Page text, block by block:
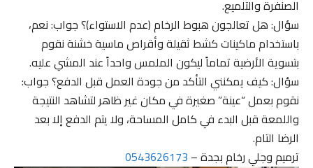
الصنفرة والتلميع.
سؤال: هل تعالجون هبوط الرخام (عدم الاستواء)؟ جواب: نعم،
باستخدام ماكينات كشط ثقيلة وأقراص ماسية خشنة نقوم
بتسوية الأرضية تماماً ليكون الملمس واحداً عند المشي عليه.
سؤال: كيف يمكنني التأكد من جودة العمل قبل الدفع؟ جواب:
نقوم بعمل “عينة” صغيرة في مكان غير ظاهر لتشاهد النتيجة
واللمعة قبل البدء في كامل المساحة، ولا يتم الدفع إلا بعد
الرضا التام.
ترميم وجلي رخام بجدة –0543626173